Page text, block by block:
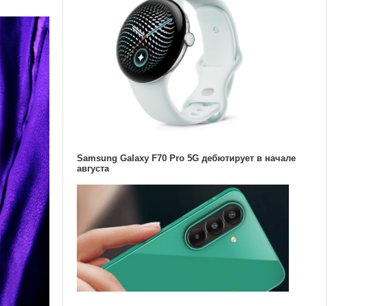
Samsung Galaxy F70 Pro 5G дебютирует в начале
августа